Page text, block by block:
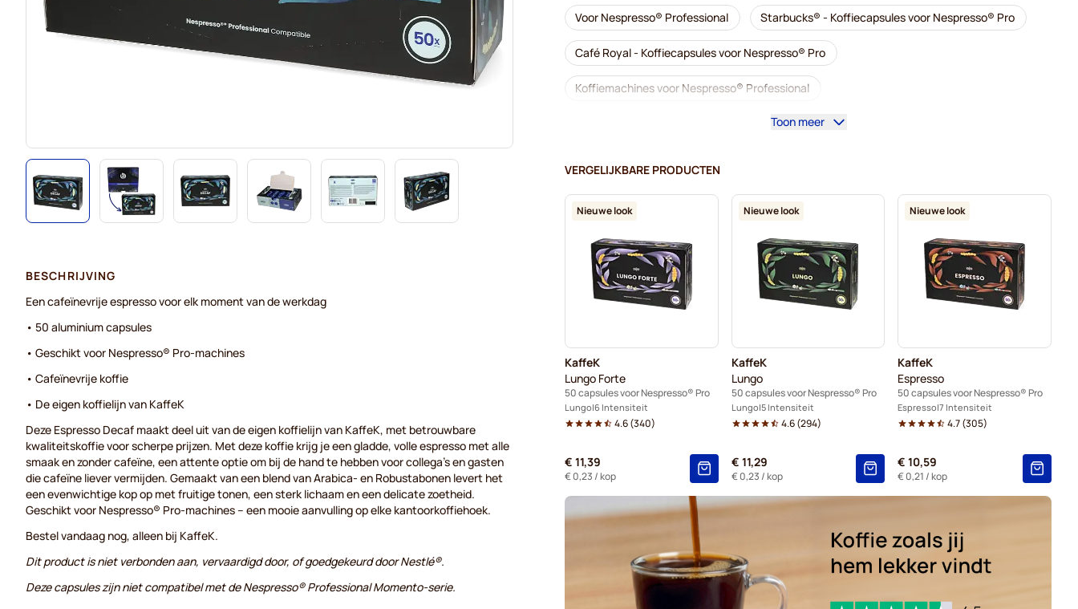
Voor Nespresso® Professional Starbucks® - Koffiecapsules voor Nespresso® Pro
Café Royal - Koffiecapsules voor Nespresso® Pro
Koffiemachines voor Nespresso® Professional
Accessoires voor Nespresso® Professional
Ontkalken en onderhoud voor Nespresso® Pro Capsules voor Nespresso® Pro
Kaffekapslen voor Nespresso® Professional
Toon meer
VERGELIJKBARE PRODUCTEN
Nieuwe look
KaffeK
Lungo Forte
50 capsules voor Nespresso® Pro
Lungo 6 Intensiteit
4.6(340)
€ 11,39
€ 0,23 / kop
Nieuwe look
KaffeK
Lungo
50 capsules voor Nespresso® Pro
Lungo 5 Intensiteit
4.6(294)
€ 11,29
€ 0,23 / kop
Nieuwe look
KaffeK
Espresso
50 capsules voor Nespresso® Pro
Espresso 7 Intensiteit
4.7(305)
€ 10,59
€ 0,21 / kop
BESCHRIJVING
Een cafeïnevrije espresso voor elk moment van de werkdag
• 50 aluminium capsules
• Geschikt voor Nespresso® Pro-machines
• Cafeïnevrije koffie
• De eigen koffielijn van KaffeK
Deze Espresso Decaf maakt deel uit van de eigen koffielijn van KaffeK, met betrouwbare
kwaliteitskoffie voor scherpe prijzen. Met deze koffie krijg je een gladde, volle espresso met alle
smaak en zonder cafeïne, een attente optie om bij de hand te hebben voor collega's en gasten
die cafeïne liever vermijden. Gemaakt van een blend van Arabica- en Robustabonen levert het
een evenwichtige kop op met fruitige tonen, een sterk lichaam en een delicate zoetheid.
Geschikt voor Nespresso® Pro-machines – een mooie aanvulling op elke kantoorkoffiehoek.
Bestel vandaag nog, alleen bij KaffeK.
Dit product is niet verbonden aan, vervaardigd door, of goedgekeurd door Nestlé®.
Deze capsules zijn niet compatibel met de Nespresso® Professional Momento-serie.